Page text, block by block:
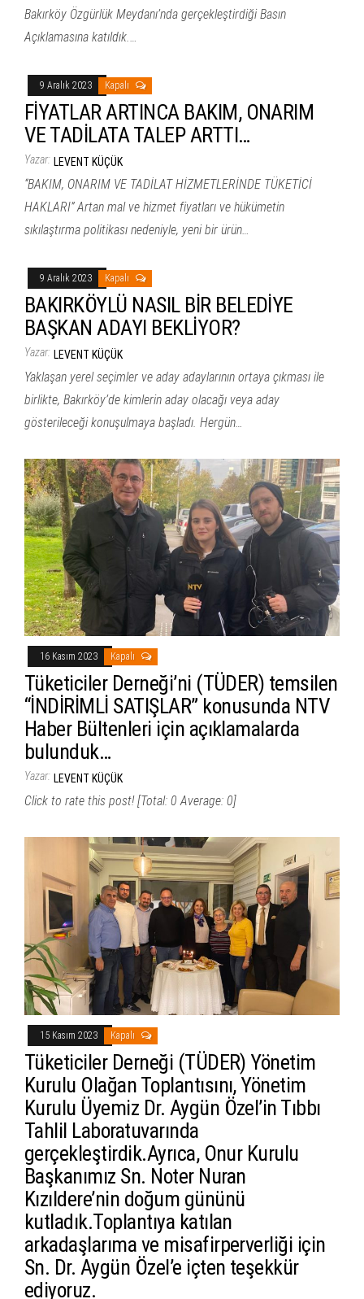
Bakırköy Özgürlük Meydanı’nda gerçekleştirdiği Basın
Açıklamasına katıldık.…
9 Aralık 2023 Kapalı
FİYATLAR ARTINCA BAKIM, ONARIM
VE TADİLATA TALEP ARTTI…
Yazar: LEVENT KÜÇÜK
“BAKIM, ONARIM VE TADİLAT HİZMETLERİNDE TÜKETİCİ
HAKLARI” Artan mal ve hizmet fiyatları ve hükümetin
sıkılaştırma politikası nedeniyle, yeni bir ürün…
9 Aralık 2023 Kapalı
BAKIRKÖYLÜ NASIL BİR BELEDİYE
BAŞKAN ADAYI BEKLİYOR?
Yazar: LEVENT KÜÇÜK
Yaklaşan yerel seçimler ve aday adaylarının ortaya çıkması ile
birlikte, Bakırköy’de kimlerin aday olacağı veya aday
gösterileceği konuşulmaya başladı. Hergün…
16 Kasım 2023 Kapalı
Tüketiciler Derneği’ni (TÜDER) temsilen
“İNDİRİMLİ SATIŞLAR” konusunda NTV
Haber Bültenleri için açıklamalarda
bulunduk…
Yazar: LEVENT KÜÇÜK
Click to rate this post! [Total: 0 Average: 0]
15 Kasım 2023 Kapalı
Tüketiciler Derneği (TÜDER) Yönetim
Kurulu Olağan Toplantısını, Yönetim
Kurulu Üyemiz Dr. Aygün Özel’in Tıbbı
Tahlil Laboratuvarında
gerçekleştirdik.Ayrıca, Onur Kurulu
Başkanımız Sn. Noter Nuran
Kızıldere’nin doğum gününü
kutladık.Toplantıya katılan
arkadaşlarıma ve misafirperverliği için
Sn. Dr. Aygün Özel’e içten teşekkür
ediyoruz.